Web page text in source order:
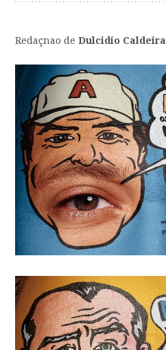
Redaçnao de Dulcidio Caldeira